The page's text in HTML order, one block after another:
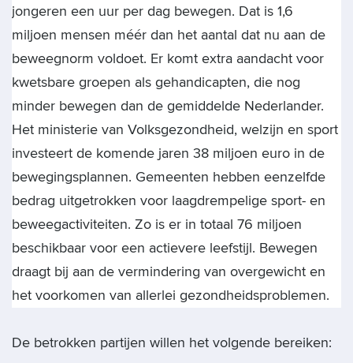
jongeren een uur per dag bewegen. Dat is 1,6
miljoen mensen méér dan het aantal dat nu aan de
beweegnorm voldoet. Er komt extra aandacht voor
kwetsbare groepen als gehandicapten, die nog
minder bewegen dan de gemiddelde Nederlander.
Het ministerie van Volksgezondheid, welzijn en sport
investeert de komende jaren 38 miljoen euro in de
bewegingsplannen. Gemeenten hebben eenzelfde
bedrag uitgetrokken voor laagdrempelige sport- en
beweegactiviteiten. Zo is er in totaal 76 miljoen
beschikbaar voor een actievere leefstijl. Bewegen
draagt bij aan de vermindering van overgewicht en
het voorkomen van allerlei gezondheidsproblemen.
De betrokken partijen willen het volgende bereiken: